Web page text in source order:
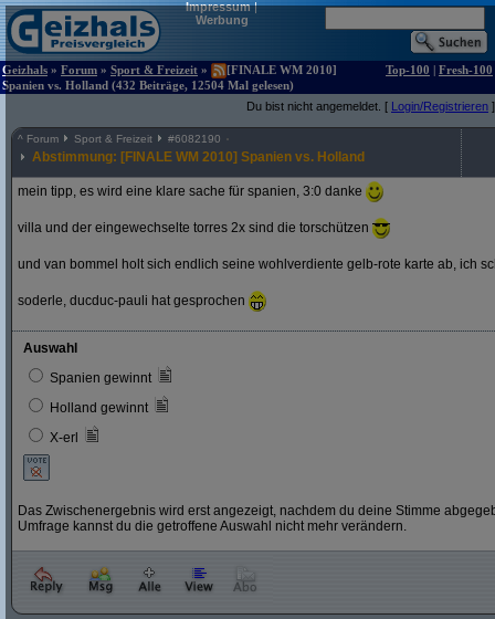
Impressum|
Werbung
Geizhals » Forum » Sport & Freizeit »
[FINALE WM 2010]
Spanien vs. Holland (432 Beiträge, 12504 Mal gelesen)
Top-100 | Fresh-100
Du bist nicht angemeldet. [ Login/Registrieren ]
^ Forum Sport & Freizeit #6082190
Abstimmung: [FINALE WM 2010] Spanien vs. Holland
mein tipp, es wird eine klare sache für spanien, 3:0 danke
villa und der eingewechselte torres 2x sind die torschützen
und van bommel holt sich endlich seine wohlverdiente gelb-rote karte ab, ich
soderle, ducduc-pauli hat gesprochen
Auswahl
Spanien gewinnt
Holland gewinnt
X-erl
Das Zwischenergebnis wird erst angezeigt, nachdem du deine Stimme
Umfrage kannst du die getroffene Auswahl nicht mehr verändern.